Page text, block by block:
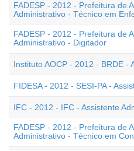
FADESP - 2012 - Prefeitura de
Administrativo - Técnico em
FADESP - 2012 - Prefeitura de
Administrativo - Digitador
Instituto AOCP - 2012 - BRDE -
FIDESA - 2012 - SESI-PA -
IFC - 2012 - IFC - Assistente
FADESP - 2012 - Prefeitura de
Administrativo - Técnico em